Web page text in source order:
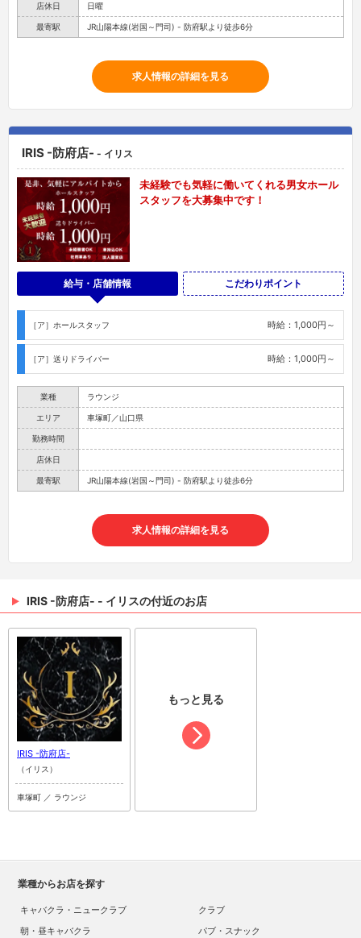
店休日 日曜
最寄駅 JR山陽本線(岩国～門司) - 防府駅より徒歩6分
求人情報の詳細を見る
IRIS -防府店- - イリス
未経験でも気軽に働いてくれる男女ホール
スタッフを大募集中です！
給与・店舗情報 こだわりポイント
［ア］ホールスタッフ 時給：1,000円～
［ア］送りドライバー 時給：1,000円～
業種 ラウンジ
エリア 車塚町／山口県
勤務時間
店休日
最寄駅 JR山陽本線(岩国～門司) - 防府駅より徒歩6分
求人情報の詳細を見る
IRIS -防府店- - イリスの付近のお店
IRIS -防府店-
（イリス）
車塚町 ／ ラウンジ
もっと見る
業種からお店を探す
キャバクラ・ニュークラブ
クラブ
朝・昼キャバクラ
パブ・スナック